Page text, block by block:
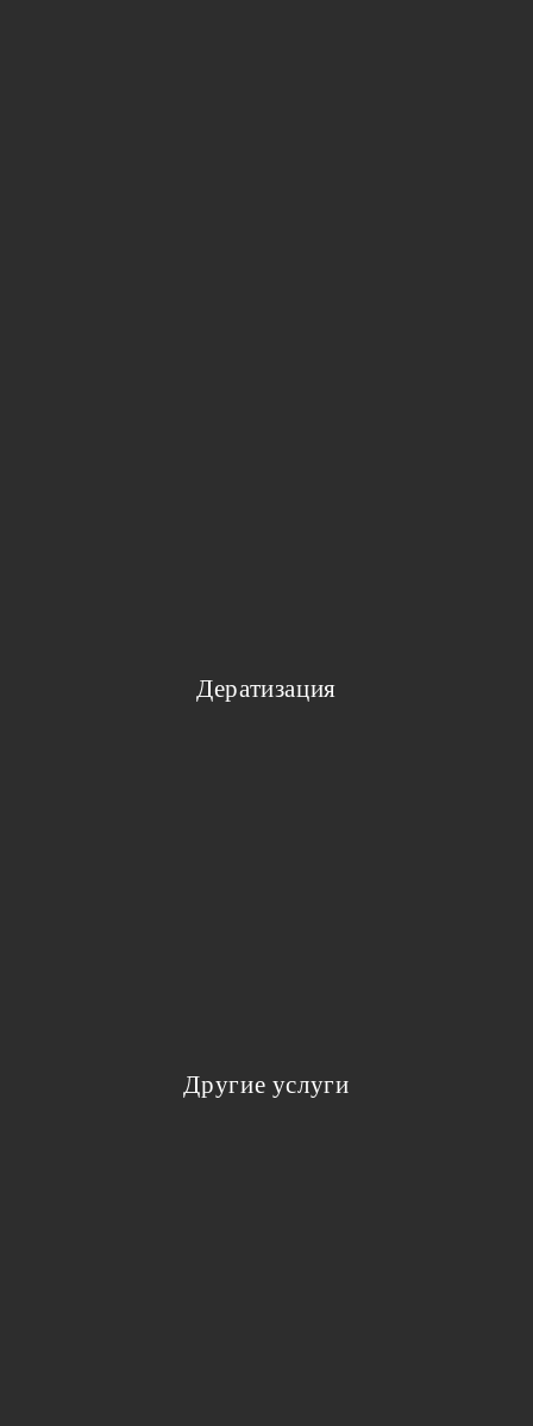
Дератизация
Другие услуги